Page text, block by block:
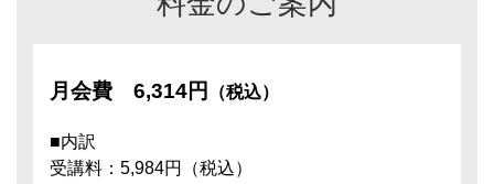
月会費 6,314円 （税込）
■内訳
受講料：5,984円（税込）